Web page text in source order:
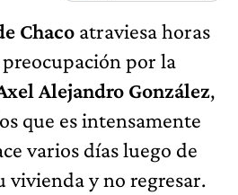
Chaco atraviesa horas
por la
Alejandro González,
que es intensamente
varios días luego de
vivienda y no regresar.